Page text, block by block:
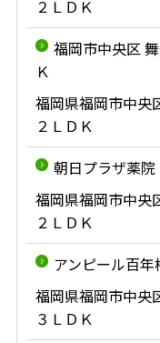
２ＬＤＫ
福岡市中央区
Ｋ
福岡県福岡市中央
２ＬＤＫ
朝日プラザ薬院
福岡県福岡市中央
２ＬＤＫ
アンピール百年
福岡県福岡市中央
３ＬＤＫ